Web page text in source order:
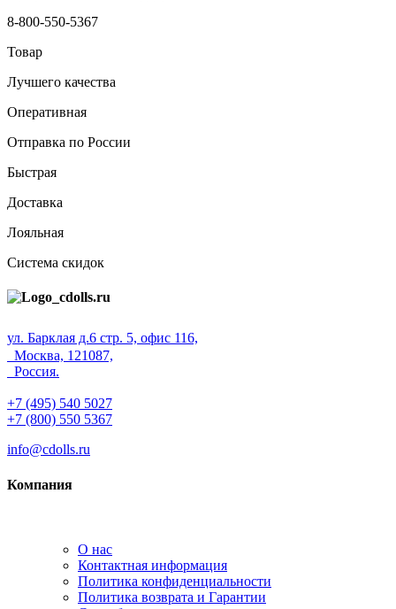
8-800-550-5367
Товар
Лучшего качества
Оперативная
Отправка по России
Быстрая
Доставка
Лояльная
Система скидок
ул. Барклая д.6 стр. 5, офис 116,
Москва, 121087,
Россия.
+7 (495) 540 5027
+7 (800) 550 5367
info@cdolls.ru
Компания
О нас
Контактная информация
Политика конфиденциальности
Политика возврата и Гарантии